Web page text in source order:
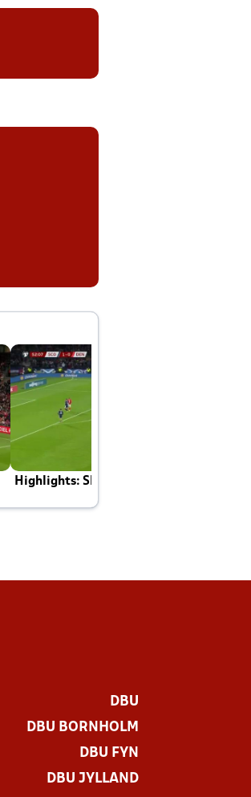
Highlights: Skotland - Danmark 4-2
DBU
DBU BORNHOLM
DBU FYN
DBU JYLLAND